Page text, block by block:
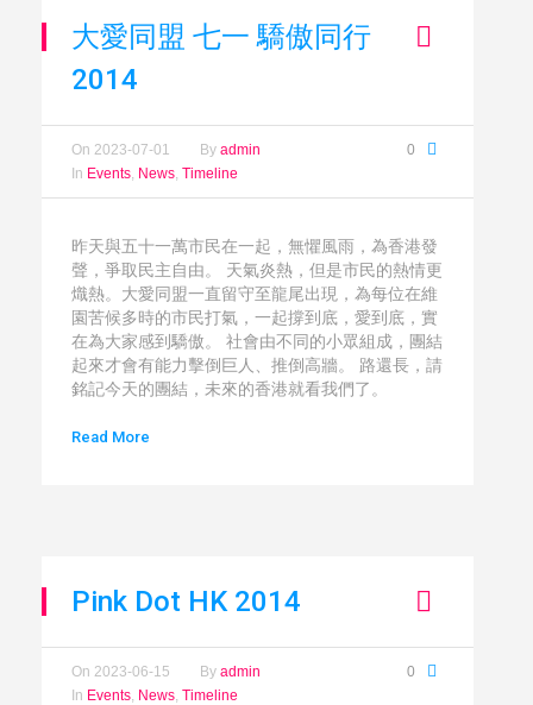
大愛同盟 七一 驕傲同行
2014
0
On 2023-07-01 By admin
In Events News Timeline
昨天與五十一萬市民在一起，無懼風雨，為香港發
聲，爭取民主自由。 天氣炎熱，但是市民的熱情更
熾熱。大愛同盟一直留守至龍尾出現，為每位在維
園苦候多時的市民打氣，一起撐到底，愛到底，實
在為大家感到驕傲。 社會由不同的小眾組成，團結
起來才會有能力擊倒巨人、推倒高牆。 路還長，請
銘記今天的團結，未來的香港就看我們了。
Read More
Pink Dot HK 2014
0
On 2023-06-15 By admin
In Events News Timeline